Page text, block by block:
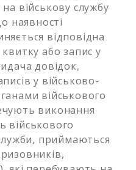
військову службу
наявності
відповідна
або запис у
довідок,
у військово-
військового
виконання
військового
приймаються